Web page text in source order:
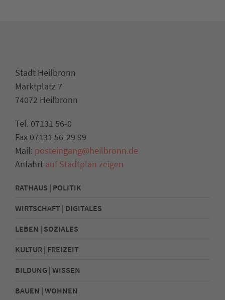
Stadt Heilbronn
Marktplatz 7
74072 Heilbronn
Tel. 07131 56-0
Fax 07131 56-29 99
Mail: posteingang@heilbronn.de
Anfahrt auf Stadtplan zeigen
RATHAUS | POLITIK
WIRTSCHAFT | DIGITALES
LEBEN | SOZIALES
KULTUR | FREIZEIT
BILDUNG | WISSEN
BAUEN | WOHNEN